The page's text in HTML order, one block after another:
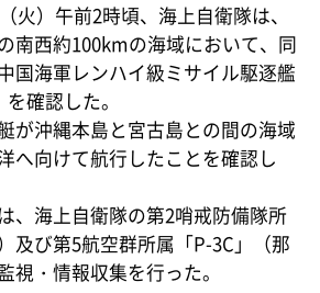
火）午前2時頃、海上自衛隊は、
南西約100kmの海域において、同
国海軍レンハイ級ミサイル駆逐艦
確認した。
が沖縄本島と宮古島との間の海域
へ向けて航行したことを確認し
、海上自衛隊の第2哨戒防備隊所
及び第5航空群所属「P-3C」（那
視・情報収集を行った。